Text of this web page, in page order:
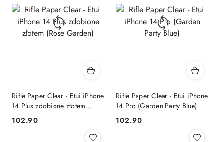
Rifle Paper Clear - Etui iPhone
14 Plus zdobione złotem
Cena:
102.90
Rifle Paper Clear - Etui iPhone
14 Pro (Garden Party Blue)
Cena:
102.90